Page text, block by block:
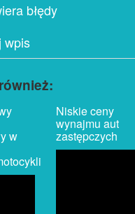
błędy
wpis
w
Niskie ceny
wynajmu aut
zastępczych